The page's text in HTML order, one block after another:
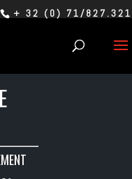
+ 32 (0) 71/827.321